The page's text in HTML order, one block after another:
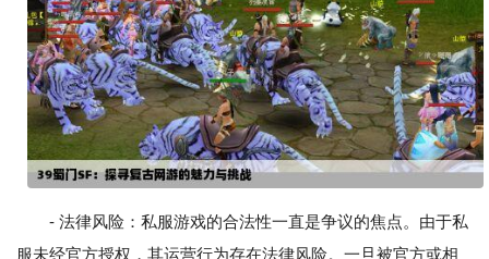
- 法律风险：私服游戏的合法性一直是争议的焦点。由于私
服未经官方授权，其运营行为存在法律风险。一旦被官方或相